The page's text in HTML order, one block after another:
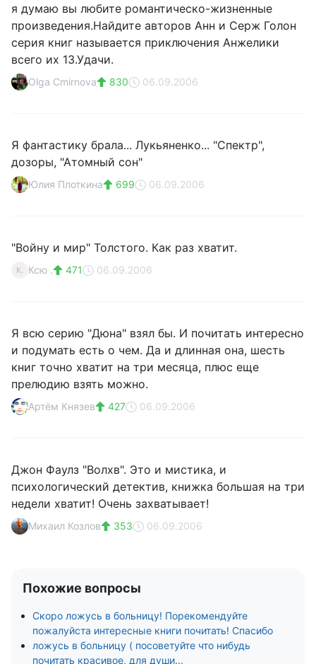
я думаю вы любите романтическо-жизненные
произведения.Найдите авторов Анн и Серж Голон
серия книг называется приключения Анжелики
всего их 13.Удачи.
Olga Cmirnova 830 06.09.2006
Я фантастику брала... Лукьяненко... "Спектр",
дозоры, "Атомный сон"
Юлия Плоткина 699 06.09.2006
"Войну и мир" Толстого. Как раз хватит.
К. Ксю . 471 06.09.2006
Я всю серию "Дюна" взял бы. И почитать интересно
и подумать есть о чем. Да и длинная она, шесть
книг точно хватит на три месяца, плюс еще
прелюдию взять можно.
Артём Князев 427 06.09.2006
Джон Фаулз "Волхв". Это и мистика, и
психологический детектив, книжка большая на три
недели хватит! Очень захватывает!
Михаил Козлов 353 06.09.2006
Похожие вопросы
Скоро ложусь в больницу! Порекомендуйте
пожалуйста интересные книги почитать! Спасибо
ложусь в больницу ( посоветуйте что нибудь
почитать красивое, для души...